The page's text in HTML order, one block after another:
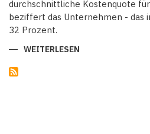
durchschnittliche Kostenquote
beziffert das Unternehmen - das
32 Prozent.
WEITERLESEN